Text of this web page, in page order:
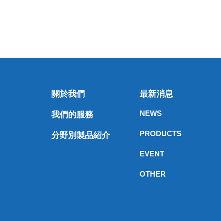
關於我們
我們的服務
分野別製品紹介
最新消息
NEWS
PRODUCTS
EVENT
OTHER